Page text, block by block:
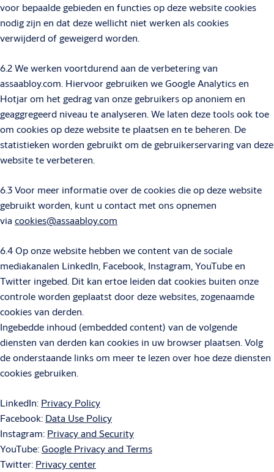
voor bepaalde gebieden en functies op deze website cookies
nodig zijn en dat deze wellicht niet werken als cookies
verwijderd of geweigerd worden.
6.2 We werken voortdurend aan de verbetering van
assaabloy.com. Hiervoor gebruiken we Google Analytics en
Hotjar om het gedrag van onze gebruikers op anoniem en
geaggregeerd niveau te analyseren. We laten deze tools ook toe
om cookies op deze website te plaatsen en te beheren. De
statistieken worden gebruikt om de gebruikerservaring van deze
website te verbeteren.
6.3 Voor meer informatie over de cookies die op deze website
gebruikt worden, kunt u contact met ons opnemen
via cookies@assaabloy.com
6.4 Op onze website hebben we content van de sociale
mediakanalen LinkedIn, Facebook, Instagram, YouTube en
Twitter ingebed. Dit kan ertoe leiden dat cookies buiten onze
controle worden geplaatst door deze websites, zogenaamde
cookies van derden.
Ingebedde inhoud (embedded content) van de volgende
diensten van derden kan cookies in uw browser plaatsen. Volg
de onderstaande links om meer te lezen over hoe deze diensten
cookies gebruiken.
LinkedIn: Privacy Policy
Facebook: Data Use Policy
Instagram: Privacy and Security
YouTube:Google Privacy and Terms
Twitter: Privacy center